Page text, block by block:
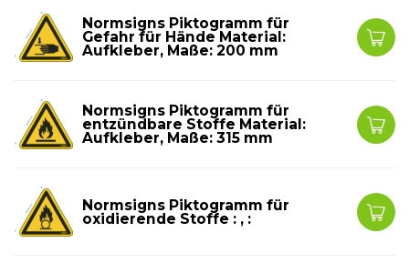
Normsigns Piktogramm für
Gefahr für Hände Material:
Aufkleber, Maße: 200 mm
Normsigns Piktogramm für
entzündbare Stoffe Material:
Aufkleber, Maße: 315 mm
Normsigns Piktogramm für
oxidierende Stoffe : , :